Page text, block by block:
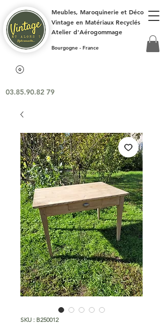
Meubles, Maroquinerie et Déco
Vintage en Matériaux Recyclés
Atelier d'Aérogommage
Bourgogne - France
03.85.90.82 79
SKU : B250012